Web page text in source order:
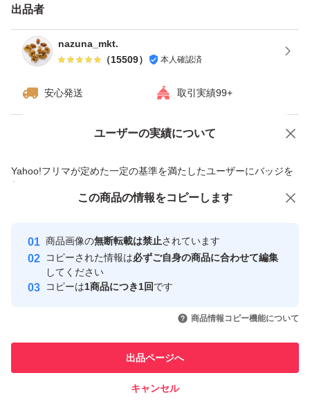
★チャック付き袋でのお届けですので、保存にも便利！
★ドライフルーツとナッツのミックスは発送日の袋詰めで
もナッツがしけてしまう可能性がございます。ご理解・ご
出品者
nazuna_mkt.
（15509） 本人確認済
安心発送 取引実績99+
ユーザーの実績について
Yahoo!フリマが定めた一定の基準を満たしたユーザーにバッジを
付与しています
安心取引出品者
心・安全なユーザーです
取引実績
引を完了させた実績があります
での取引実績があります
価格の相談 商品への質問
この商品の情報をコピーします
商品画像の無断転載は禁止されています
コピーされた情報は必ずご自身の商品に合わせて編集
してください
コピーは1商品につき1回です
商品情報コピー機能について
出品ページへ
キャンセル
この商品をみている人にオススメ